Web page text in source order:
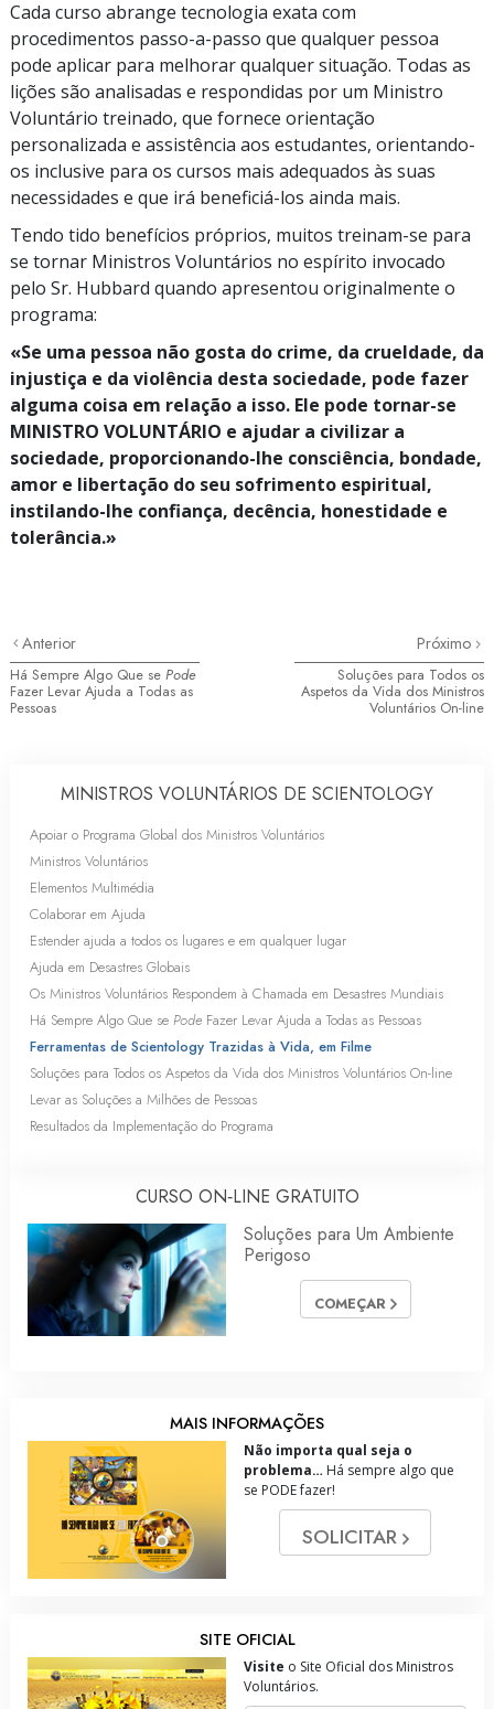
Cada curso abrange tecnologia exata com
procedimentos passo-a-passo que qualquer pessoa
pode aplicar para melhorar qualquer situação. Todas as
lições são analisadas e respondidas por um Ministro
Voluntário treinado, que fornece orientação
personalizada e assistência aos estudantes, orientando-
os inclusive para os cursos mais adequados às suas
necessidades e que irá beneficiá-los ainda mais.
Tendo tido benefícios próprios, muitos treinam-se para
se tornar Ministros Voluntários no espírito invocado
pelo Sr. Hubbard quando apresentou originalmente o
programa:
«Se uma pessoa não gosta do crime, da crueldade, da
injustiça e da violência desta sociedade, pode fazer
alguma coisa em relação a isso. Ele pode tornar-se
MINISTRO VOLUNTÁRIO e ajudar a civilizar a
sociedade, proporcionando-lhe consciência, bondade,
amor e libertação do seu sofrimento espiritual,
instilando-lhe confiança, decência, honestidade e
tolerância.»
Anterior
Há Sempre Algo Que se Pode
Fazer Levar Ajuda a Todas as
Pessoas
Próximo
Soluções para Todos os
Aspetos da Vida dos Ministros
Voluntários On-line
MINISTROS VOLUNTÁRIOS DE SCIENTOLOGY
Apoiar o Programa Global dos Ministros Voluntários
Ministros Voluntários
Elementos Multimédia
Colaborar em Ajuda
Estender ajuda a todos os lugares e em qualquer lugar
Ajuda em Desastres Globais
Os Ministros Voluntários Respondem à Chamada em Desastres Mundiais
Há Sempre Algo Que se Pode Fazer Levar Ajuda a Todas as Pessoas
Ferramentas de Scientology Trazidas à Vida, em Filme
Soluções para Todos os Aspetos da Vida dos Ministros Voluntários On-line
Levar as Soluções a Milhões de Pessoas
Resultados da Implementação do Programa
CURSO ON‑LINE GRATUITO
Soluções para Um Ambiente
Perigoso
COMEÇAR
MAIS INFORMAÇÕES
Não importa qual seja o
problema… Há sempre algo que
se PODE fazer!
SOLICITAR
SITE OFICIAL
Visite o Site Oficial dos Ministros
Voluntários.